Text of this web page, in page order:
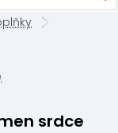
srdce